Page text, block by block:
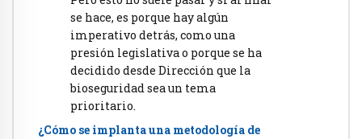
se hace, es porque hay algún
imperativo detrás, como una
presión legislativa o porque se ha
decidido desde Dirección que la
bioseguridad sea un tema
prioritario.
¿Cómo se implanta una metodología de